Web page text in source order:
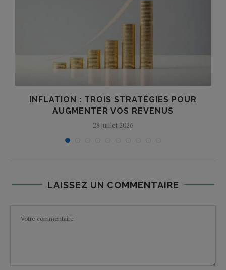
INFLATION : TROIS STRATÉGIES POUR
AUGMENTER VOS REVENUS
28 juillet 2026
LAISSEZ UN COMMENTAIRE